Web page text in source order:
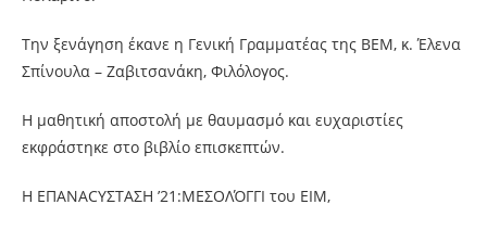
Την ξενάγηση έκανε η Γενική Γραμματέας της ΒΕΜ, κ. Έλενα
Σπίνουλα – Ζαβιτσανάκη, Φιλόλογος.
Η μαθητική αποστολή με θαυμασμό και ευχαριστίες
εκφράστηκε στο βιβλίο επισκεπτών.
Η ΕΠΑΝΑCΥΣΤΑΣΗ ’21:ΜΕΣΟΛΌΓΓΙ του ΕΙΜ,